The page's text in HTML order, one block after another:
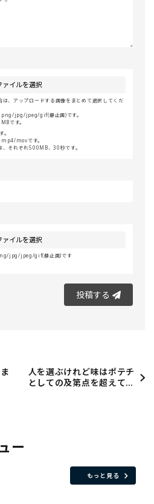
ァイルを選択
、アップロードする画像をまとめて選択してくだ
png/jpg/jpeg/gif(静止画)です。
です。
。
mp4/movです。
それぞれ500MB、30秒です。
ァイルを選択
jpg/jpeg/gif(静止画)です
投稿する
人を選ぶけれど味はポテチ
としての及第点を超えてい
ー
もっと見る